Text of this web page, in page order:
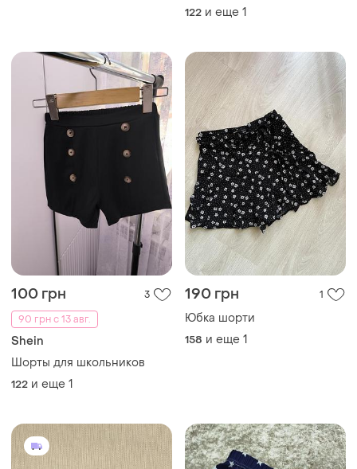
122 и еще 1
100 грн
3
90 грн с 13 авг.
Shein
Шорты для школьников
122 и еще 1
190 грн 1
Юбка шорти
158 и еще 1